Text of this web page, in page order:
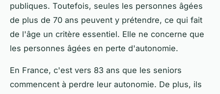
publiques. Toutefois, seules les personnes âgées
de plus de 70 ans peuvent y prétendre, ce qui fait
de l'âge un critère essentiel. Elle ne concerne que
les personnes âgées en perte d'autonomie.
En France, c'est vers 83 ans que les seniors
commencent à perdre leur autonomie. De plus, ils